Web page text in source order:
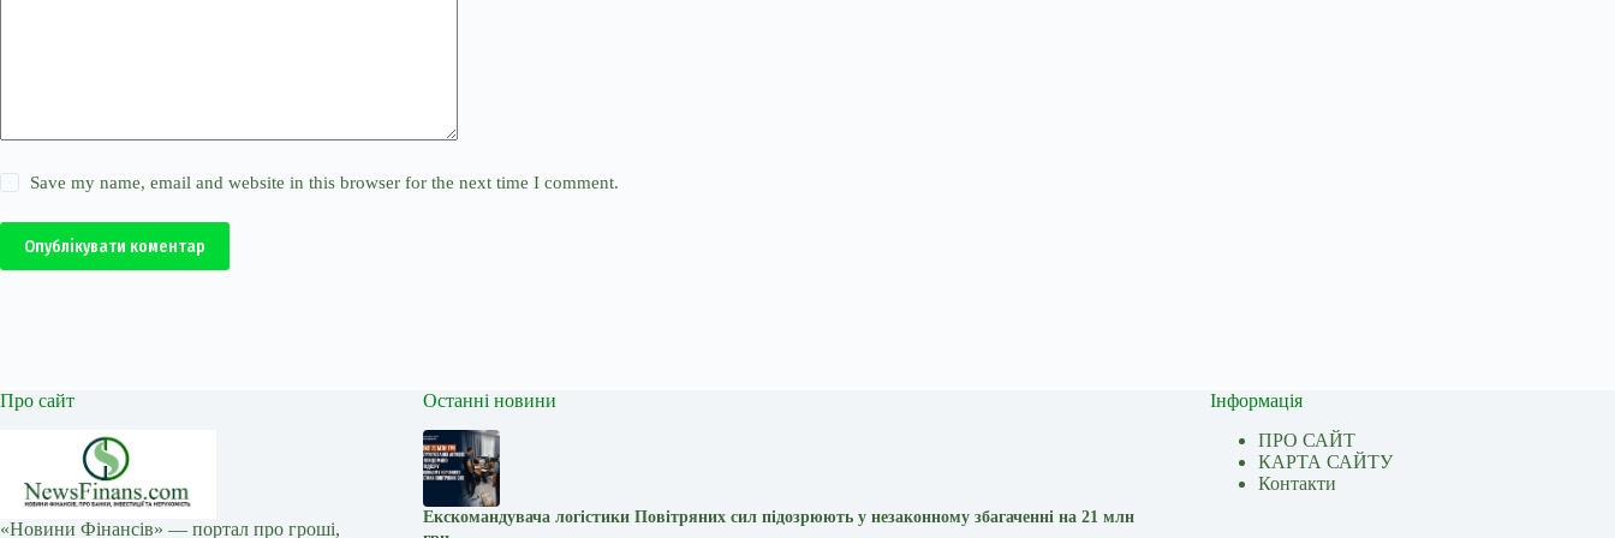
Save my name, email and website in this browser for the next time I comment.
Опублікувати коментар
Про сайт
«Новини Фінансів» — портал про гроші,
Останні новини
Екскомандувача логістики Повітряних сил підозрюють у незаконному збагаченні на 21 млн
Інформація
ПРО САЙТ
КАРТА САЙТУ
Контакти